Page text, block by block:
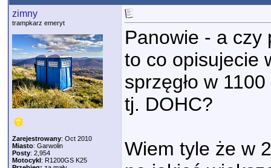
zimny
trampkarz emeryt
Zarejestrowany: Oct 2010
Miasto: Garwolin
Posty: 2,954
Motocykl: R1200GS K25
Panowie - a czy
to co opisujecie
sprzęgło w
tj. DOHC?
Wiem tyle że w